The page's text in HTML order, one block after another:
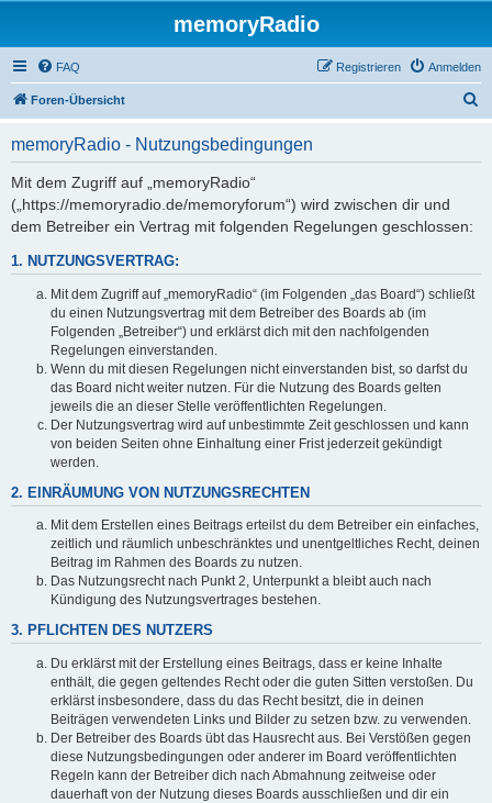
memoryRadio
FAQ Anmelden
Registrieren
Foren-Übersicht
memoryRadio - Nutzungsbedingungen
Mit dem Zugriff auf „memoryRadio“
(„https://memoryradio.de/memoryforum“) wird zwischen dir und
dem Betreiber ein Vertrag mit folgenden Regelungen geschlossen:
1. NUTZUNGSVERTRAG:
Mit dem Zugriff auf „memoryRadio“ (im Folgenden „das Board“) schließt
du einen Nutzungsvertrag mit dem Betreiber des Boards ab (im
Folgenden „Betreiber“) und erklärst dich mit den nachfolgenden
Regelungen einverstanden.
Wenn du mit diesen Regelungen nicht einverstanden bist, so darfst du
das Board nicht weiter nutzen. Für die Nutzung des Boards gelten
jeweils die an dieser Stelle veröffentlichten Regelungen.
Der Nutzungsvertrag wird auf unbestimmte Zeit geschlossen und kann
von beiden Seiten ohne Einhaltung einer Frist jederzeit gekündigt
werden.
2. EINRÄUMUNG VON NUTZUNGSRECHTEN
Mit dem Erstellen eines Beitrags erteilst du dem Betreiber ein einfaches,
zeitlich und räumlich unbeschränktes und unentgeltliches Recht, deinen
Beitrag im Rahmen des Boards zu nutzen.
Das Nutzungsrecht nach Punkt 2, Unterpunkt a bleibt auch nach
Kündigung des Nutzungsvertrages bestehen.
3. PFLICHTEN DES NUTZERS
Du erklärst mit der Erstellung eines Beitrags, dass er keine Inhalte
enthält, die gegen geltendes Recht oder die guten Sitten verstoßen. Du
erklärst insbesondere, dass du das Recht besitzt, die in deinen
Beiträgen verwendeten Links und Bilder zu setzen bzw. zu verwenden.
Der Betreiber des Boards übt das Hausrecht aus. Bei Verstößen gegen
diese Nutzungsbedingungen oder anderer im Board veröffentlichten
Regeln kann der Betreiber dich nach Abmahnung zeitweise oder
dauerhaft von der Nutzung dieses Boards ausschließen und dir ein